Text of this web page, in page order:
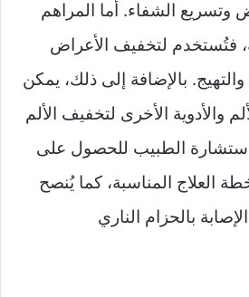
الشفاء. أما المراهم
فتُستخدم لتخفيف الأعراض
بالإضافة إلى ذلك، يمكن
والأدوية الأخرى لتخفيف الألم
الطبيب للحصول على
العلاج المناسبة، كما يُنصح
بالحزام الناري